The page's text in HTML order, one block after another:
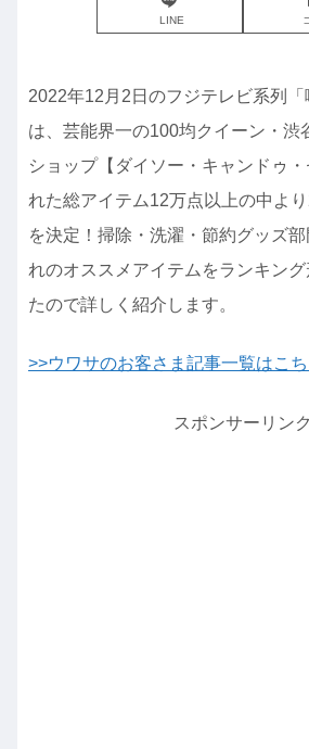
LINE
2022年12月2日のフジテレビ系列
は、芸能界一の100均クイーン・渋
ショップ【ダイソー・キャンドゥ
れた総アイテム12万点以上の中よ
を決定！掃除・洗濯・節約グッズ
れのオススメアイテムをランキン
たので詳しく紹介します。
>>ウワサのお客さま記事一覧はこち
スポンサーリンク